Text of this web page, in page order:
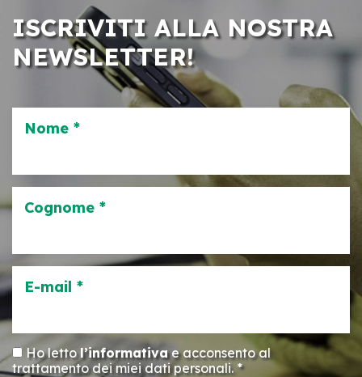
ISCRIVITI ALLA NOSTRA
NEWSLETTER!
Nome *
Cognome *
E-mail *
Ho lettol’informativae acconsento al
trattamento dei miei dati personali. *